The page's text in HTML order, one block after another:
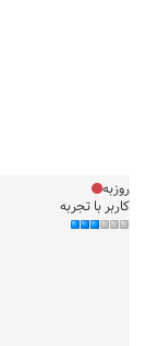
روزبه
کاربر با تجربه